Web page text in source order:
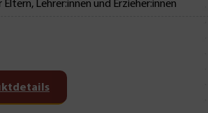
Lehrer:innen und Erzieher:innen